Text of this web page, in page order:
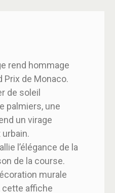
rend hommage
Prix de Monaco.
de soleil
palmiers, une
un virage
l’élégance de la
de la course.
murale
cette affiche